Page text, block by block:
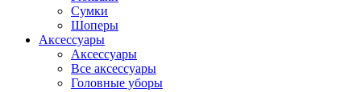
Сумки
Шоперы
Аксессуары
Аксессуары
Все аксессуары
Головные уборы